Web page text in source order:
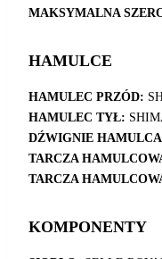
MAKSYMALNA
HAMULCE
HAMULEC PRZÓD:
HAMULEC TYŁ:
DŹWIGNIE
TARCZA
TARCZA
KOMPONENTY